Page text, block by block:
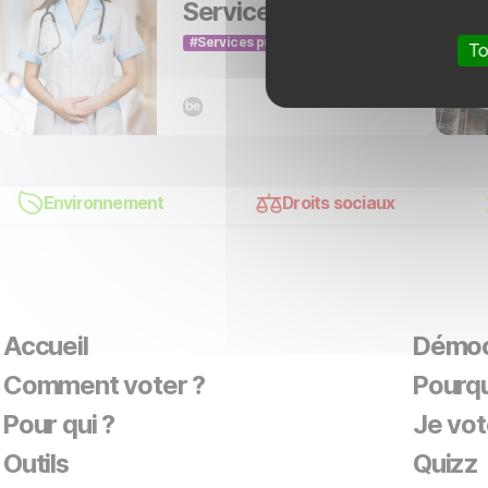
Services de santé
Services publics
Environnement Droits sociaux
Accueil
Comment voter ?
Pour qui ?
Je
Outils
Quizz